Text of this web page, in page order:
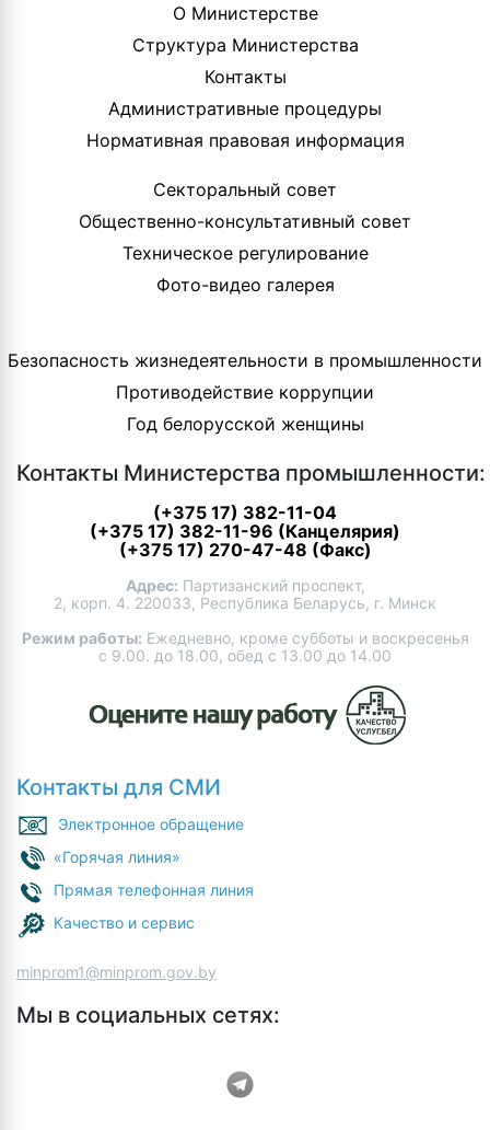
О Министерстве
Структура Министерства
Контакты
Административные процедуры
Нормативная правовая информация
Секторальный совет
Общественно-консультативный совет
Техническое регулирование
Фото-видео галерея
Безопасность жизнедеятельности в промышленности
Противодействие коррупции
Год белорусской женщины
Контакты Министерства промышленности:
(+375 17) 382-11-04
(+375 17) 382-11-96 (Канцелярия)
(+375 17) 270-47-48 (Факс)
Адрес: Партизанский проспект,
2, корп. 4. 220033, Республика Беларусь, г. Минск
Режим работы: Ежедневно, кроме субботы и воскресенья
с 9.00. до 18.00, обед с 13.00 до 14.00
Контакты для СМИ
Электронное обращение
«Горячая линия»
Прямая телефонная линия
Качество и сервис
minprom1@minprom.gov.by
Мы в социальных сетях: